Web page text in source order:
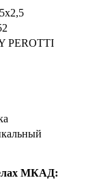
PEROTTI
МКАД: